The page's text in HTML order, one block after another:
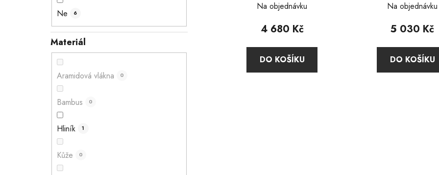
Ne 6
Materiál
Aramidová vlákna 0
Bambus 0
Hliník 1
Kůže 0
hodnocení
produktu
5,0
z
Na objednávku
4 680 Kč
DO KOŠÍKU
Na objednávku
5 030 Kč
DO KOŠÍKU